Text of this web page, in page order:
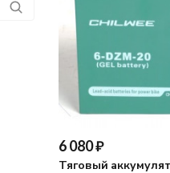
6 080₽
Тяговый